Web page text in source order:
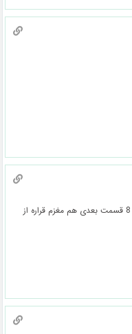
یه حسی بهم میگه که وقتی از قسمت 4 آره یعنی 8 قسمت بعدی هم مغزم قراره از